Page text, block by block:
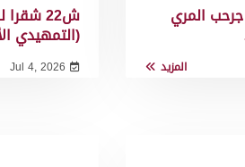
جرحب المري
المزيد
ش22
(التمهيدي
Jul 4, 2026